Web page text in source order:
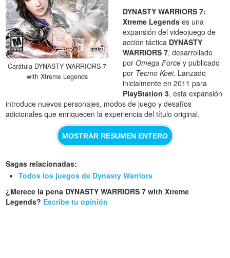
Carátula DYNASTY WARRIORS 7
with Xtreme Legends
DYNASTY WARRIORS 7:
Xtreme Legends es una
expansión del videojuego de
acción táctica DYNASTY
WARRIORS 7, desarrollado
porOmega Force y publicado
por Tecmo Koei. Lanzado
inicialmente en 2011 para
PlayStation 3, esta expansión
introduce nuevos personajes, modos de juego y desafíos
adicionales que enriquecen la experiencia del título original.
MOSTRAR RESUMEN ENTERO
Sagas relacionadas:
Todos los juegos de Dynasty Warriors
¿Merece la pena DYNASTY WARRIORS 7 with Xtreme
Legends? Escribe tu opinión